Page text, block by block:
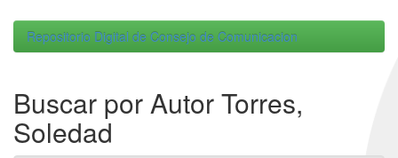
Repositorio Digital de Consejo de Comunicacion
Buscar por Autor Torres,
Soledad